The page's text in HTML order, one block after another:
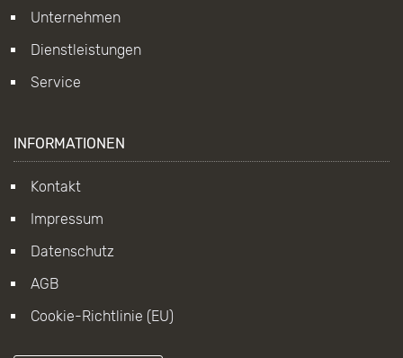
Unternehmen
Dienstleistungen
Service
INFORMATIONEN
Kontakt
Impressum
Datenschutz
AGB
Cookie-Richtlinie (EU)